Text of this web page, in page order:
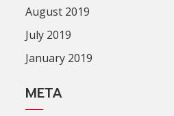
August 2019
July 2019
January 2019
META